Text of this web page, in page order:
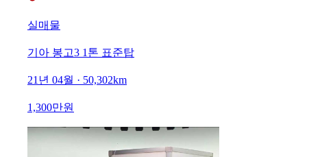
실매물
기아 봉고3 1톤 표준탑
21년 04월 · 50,302km
1,300만원